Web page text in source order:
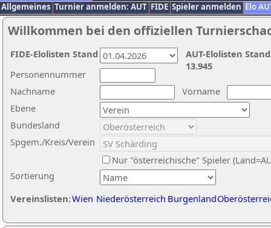
Allgemeines Turnier anmelden: AUT FIDE Spieler anmelden Elo
Willkommen bei den offiziellen
Nachname
Vorname
Ebene
Sortierung
Personennummer
Bundesland
Spgem./Kreis/Verein
Nur "österreichische" Spieler
Vereinslisten:Wien Niederösterreich Burgenland
AUT-Elolisten
13.945
FIDE-Elolisten Stand